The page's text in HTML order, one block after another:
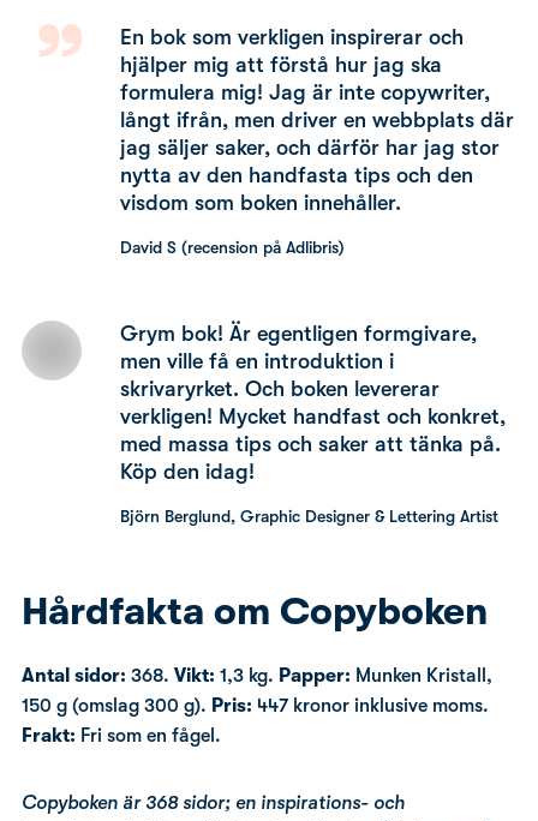
En bok som verkligen inspirerar och
hjälper mig att förstå hur jag ska
formulera mig! Jag är inte copywriter,
långt ifrån, men driver en webbplats där
jag säljer saker, och därför har jag stor
nytta av den handfasta tips och den
visdom som boken innehåller.
David S (recension på Adlibris)
Grym bok! Är egentligen formgivare,
men ville få en introduktion i
skrivaryrket. Och boken levererar
verkligen! Mycket handfast och konkret,
med massa tips och saker att tänka på.
Köp den idag!
Björn Berglund, Graphic Designer & Lettering Artist
Hårdfakta om Copyboken
Antal sidor: 368. Vikt: 1,3 kg. Papper: Munken Kristall,
150 g (omslag 300 g). Pris: 447 kronor inklusive moms.
Frakt: Fri som en fågel.
Copyboken är 368 sidor; en inspirations- och